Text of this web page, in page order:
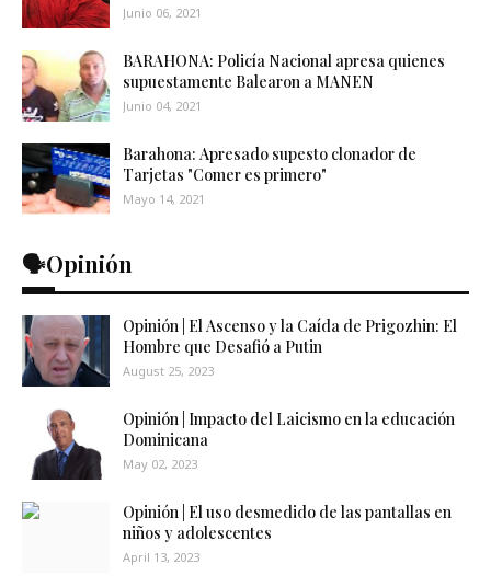
Junio 06, 2021
BARAHONA: Policía Nacional apresa quienes
supuestamente Balearon a MANEN
Junio 04, 2021
Barahona: Apresado supesto clonador de
Tarjetas "Comer es primero"
Mayo 14, 2021
🗣️Opinión
Opinión | El Ascenso y la Caída de Prigozhin: El
Hombre que Desafió a Putin
August 25, 2023
Opinión | Impacto del Laicismo en la educación
Dominicana
May 02, 2023
Opinión | El uso desmedido de las pantallas en
niños y adolescentes
April 13, 2023